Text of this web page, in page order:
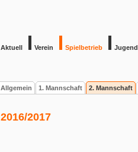
Aktuell Verein Spielbetrieb Jugend
Allgemein 1. Mannschaft 2. Mannschaft
2016/2017